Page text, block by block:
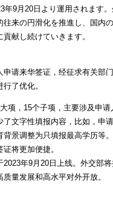
年9月20日より運用されます
往来の円滑化を推進し、国内
献し続けていきます。
请来华签证，经征求有关部
了优化。
，15个子项，主要涉及申请
了文字性填报内容，比如，申
背景调整为只填报最高学历等
将更加便捷。
年9月20日上线。外交部将
量发展和高水平对外开放。